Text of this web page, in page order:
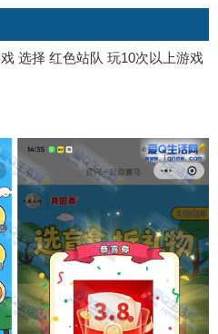
选择 红色站队 玩10次以上游戏